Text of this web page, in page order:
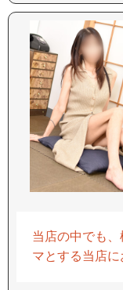
ようなお時間を… ーーーーーーーーーー 【
段：電車】 ー
当店の中でも、極め
マとする当店